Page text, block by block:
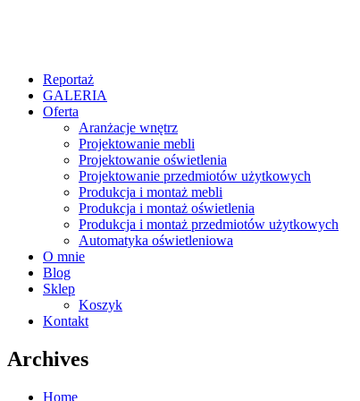
Reportaż
GALERIA
Oferta
Aranżacje wnętrz
Projektowanie mebli
Projektowanie oświetlenia
Projektowanie przedmiotów użytkowych
Produkcja i montaż mebli
Produkcja i montaż oświetlenia
Produkcja i montaż przedmiotów użytkowych
Automatyka oświetleniowa
O mnie
Blog
Sklep
Koszyk
Kontakt
Archives
Home